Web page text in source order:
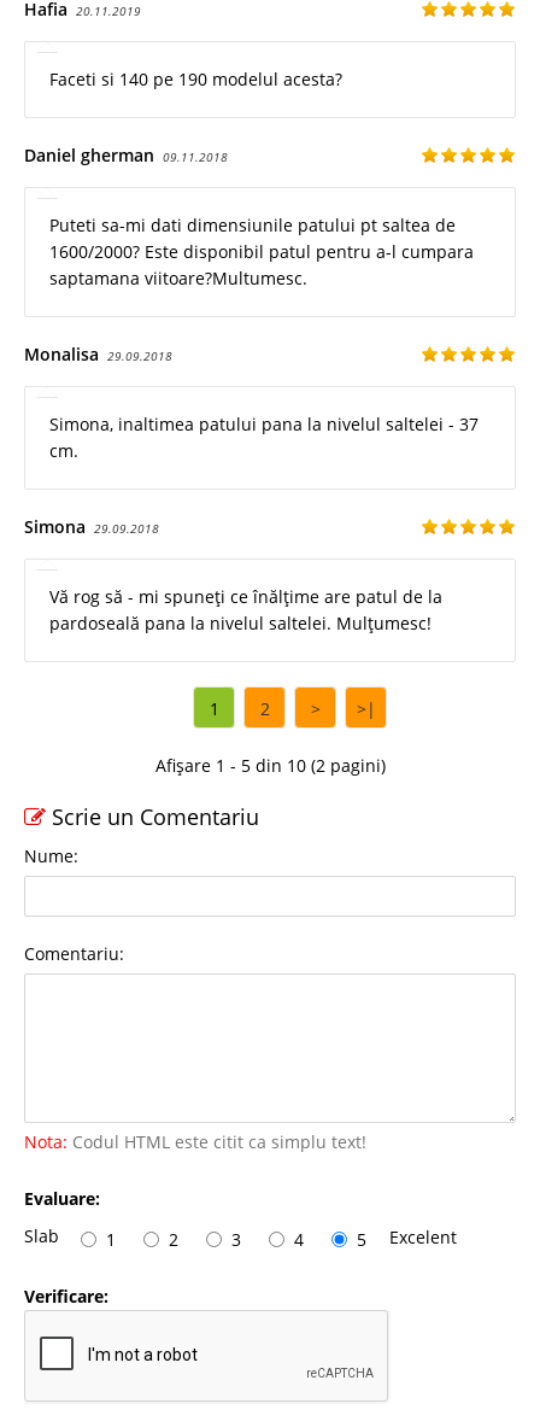
Hafia 20.11.2019
Faceti si 140 pe 190 modelul acesta?
Daniel gherman 09.11.2018
Puteti sa-mi dati dimensiunile patului pt saltea de
1600/2000? Este disponibil patul pentru a-l cumpara
saptamana viitoare?Multumesc.
Monalisa 29.09.2018
Simona, inaltimea patului pana la nivelul saltelei - 37
cm.
Simona 29.09.2018
Vă rog să - mi spuneți ce înălțime are patul de la
pardoseală pana la nivelul saltelei. Mulțumesc!
1 2 > >|
Afișare 1 - 5 din 10 (2 pagini)
Scrie un Comentariu
Nume:
Comentariu:
Nota: Codul HTML este citit ca simplu text!
Evaluare:
Slab
1 2 3 4 5 Excelent
Verificare: